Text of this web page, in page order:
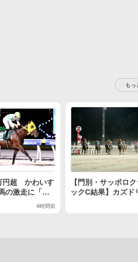
もっ
円超 かわいす
の激走に「何
も買えんw」
たら予想でき
4時間前
【門別・サッポロ
ックC結果】カズド
が無傷2連勝で重賞